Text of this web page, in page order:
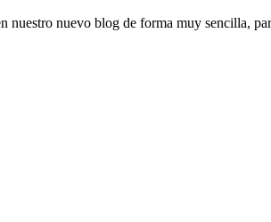
nuestro nuevo blog de forma muy sencilla,